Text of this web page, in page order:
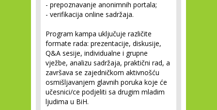
- prepoznavanje anonimnih portala;
- verifikacija online sadržaja.
Program kampa uključuje različite
formate rada: prezentacije, diskusije,
Q&A sesije, individualne i grupne
vježbe, analizu sadržaja, praktični rad, a
završava se zajedničkom aktivnošću
osmišljavanjem glavnih poruka koje će
učesnici/ce podjeliti sa drugim mladim
ljudima u BiH.